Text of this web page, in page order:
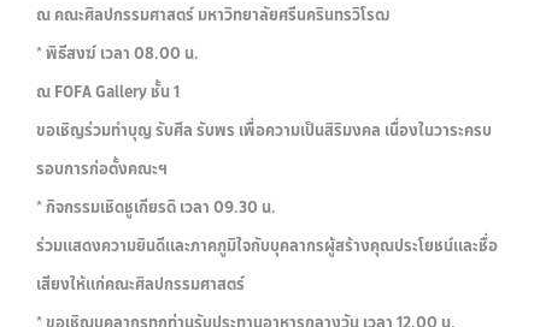
ณ คณะศิลปกรรมศาสตร์ มหาวิทยาลัยศรีนครินทรวิโรฒ
* พิธีสงฆ์ เวลา 08.00 น.
ณ FOFA Gallery ชั้น 1
ขอเชิญร่วมทำบุญ รับศีล รับพร เพื่อความเป็นสิริมงคล เนื่องในวาระครบ
รอบการก่อตั้งคณะฯ
* กิจกรรมเชิดชูเกียรติ เวลา 09.30 น.
ร่วมแสดงความยินดีและภาคภูมิใจกับบุคลากรผู้สร้างคุณประโยชน์และชื่อ
เสียงให้แก่คณะศิลปกรรมศาสตร์